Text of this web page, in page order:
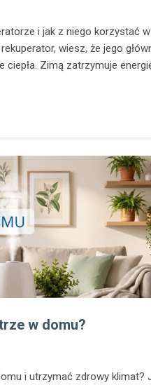
i jak z niego korzystać
wiesz, że jego
ciepła. Zimą zatrzymuje
w domu?
i utrzymać zdrowy klimat?